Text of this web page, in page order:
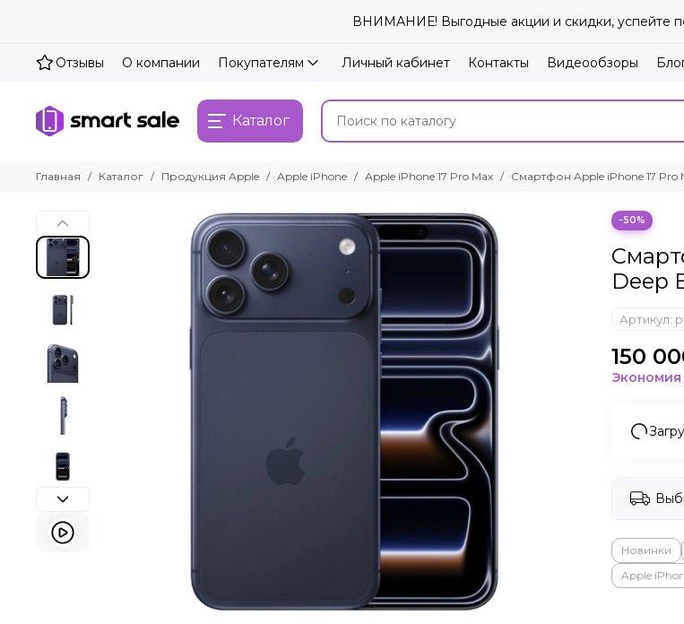
ВНИМАНИЕ! Выгодные акции и скидки, успейте
Отзывы О компании Покупателям Личный кабинет Контакты Видеообзоры
Каталог
Главная Каталог Продукция Apple Apple iPhone Apple iPhone 17 Pro Max Смартфон Apple iPhone 17 Pro
−50%
Deep
Артикул:
150
Экономия
Новинки
Apple